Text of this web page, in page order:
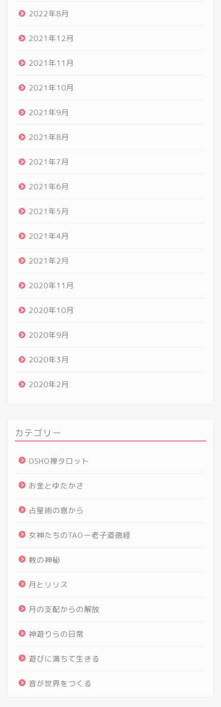
2022年8月
2021年12月
2021年11月
2021年10月
2021年9月
2021年8月
2021年7月
2021年6月
2021年5月
2021年4月
2021年2月
2020年11月
2020年10月
2020年9月
2020年3月
2020年2月
カテゴリー
OSHO禅タロット
お金とゆたかさ
占星術の窓から
女神たちのTAOー老子道徳経
数の神秘
月とリリス
月の支配からの解放
神遊りらの日常
遊びに満ちて生きる
音が世界をつくる